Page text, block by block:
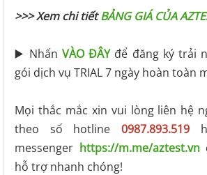
>>> Xem chi tiếtBẢNG GIÁ CỦA
▶️ NhấnVÀO ĐÂYđể đăng ký trải
gói dịch vụ TRIAL 7 ngày hoàn toàn
Mọi thắc mắc xin vui lòng liên hệ
theo số hotline 0987.893.519
messenger https://m.me/aztest.vn
hỗ trợ nhanh chóng!